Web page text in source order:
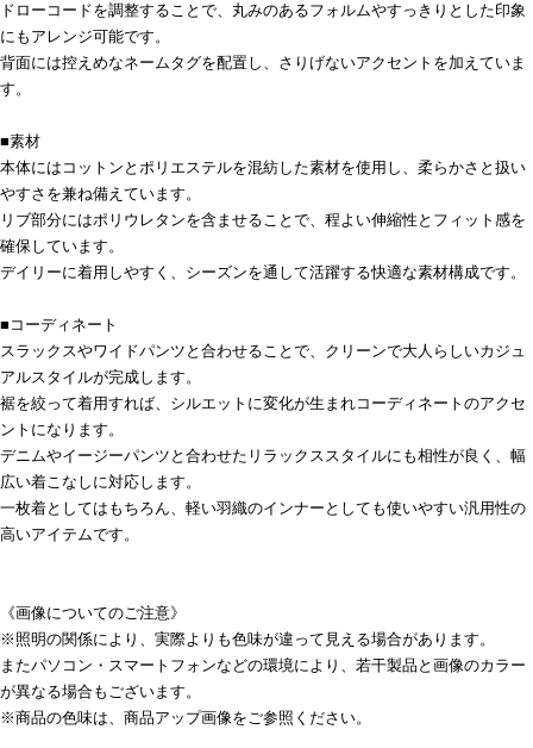
ドローコードを調整することで、丸みのあるフォルムやすっきりとした印象
にもアレンジ可能です。
背面には控えめなネームタグを配置し、さりげないアクセントを加えていま
す。
■素材
本体にはコットンとポリエステルを混紡した素材を使用し、柔らかさと扱い
やすさを兼ね備えています。
リブ部分にはポリウレタンを含ませることで、程よい伸縮性とフィット感を
確保しています。
デイリーに着用しやすく、シーズンを通して活躍する快適な素材構成です。
■コーディネート
スラックスやワイドパンツと合わせることで、クリーンで大人らしいカジュ
アルスタイルが完成します。
裾を絞って着用すれば、シルエットに変化が生まれコーディネートのアクセ
ントになります。
デニムやイージーパンツと合わせたリラックススタイルにも相性が良く、幅
広い着こなしに対応します。
一枚着としてはもちろん、軽い羽織のインナーとしても使いやすい汎用性の
高いアイテムです。
《画像についてのご注意》
※照明の関係により、実際よりも色味が違って見える場合があります。
またパソコン・スマートフォンなどの環境により、若干製品と画像のカラー
が異なる場合もございます。
※商品の色味は、商品アップ画像をご参照ください。